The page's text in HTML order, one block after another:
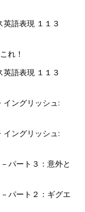
語表現 １１３
れ！
語表現 １１３
イングリッシュ:
イングリッシュ:
パート３：意外と
– パート２：ギグエ